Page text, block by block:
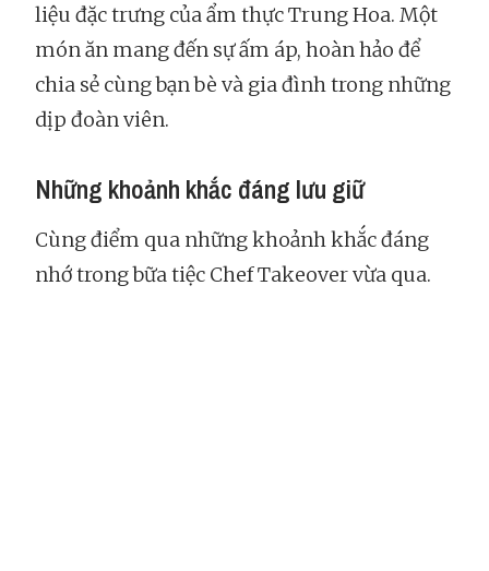
liệu đặc trưng của ẩm thực Trung Hoa. Một
món ăn mang đến sự ấm áp, hoàn hảo để
chia sẻ cùng bạn bè và gia đình trong những
dịp đoàn viên.
Những khoảnh khắc đáng lưu giữ
Cùng điểm qua những khoảnh khắc đáng
nhớ trong bữa tiệc Chef Takeover vừa qua.